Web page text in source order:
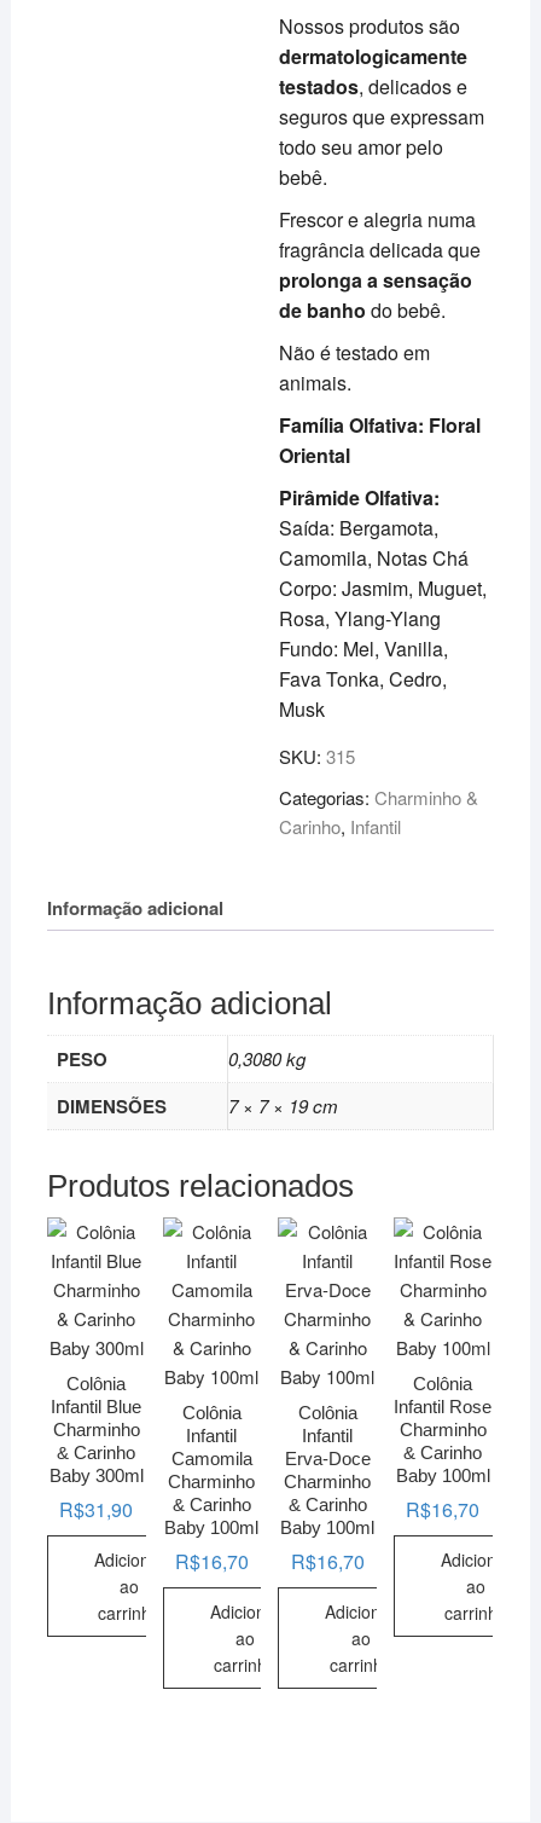
Nossos produtos são
dermatologicamente
testados, delicados e
seguros que expressam
todo seu amor pelo
bebê.
Frescor e alegria numa
fragrância delicada que
prolonga a sensação
de banho do bebê.
Não é testado em
animais.
Família Olfativa: Floral
Oriental
Pirâmide Olfativa:
Saída: Bergamota,
Camomila, Notas Chá
Corpo: Jasmim, Muguet,
Rosa, Ylang-Ylang
Fundo: Mel, Vanilla,
Fava Tonka, Cedro,
Musk
SKU:315
Categorias:Charminho &
Carinho, Infantil
Informação adicional
Informação adicional
PESO 0,3080 kg
DIMENSÕES 7 × 7 × 19 cm
Produtos relacionados
Colônia
Infantil Blue
Charminho
& Carinho
Baby 300ml
R$31,90
Adicionar
ao
carrinho
Colônia
Infantil
Camomila
Charminho
& Carinho
Baby 100ml
R$16,70
Adicionar
ao
carrinho
Colônia
Infantil
Erva-Doce
Charminho
& Carinho
Baby 100ml
R$16,70
Adicionar
ao
carrinho
Colônia
Infantil Rose
Charminho
& Carinho
Baby 100ml
R$16,70
Adicionar
ao
carrinho